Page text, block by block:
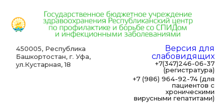
450005, Республика
Башкортостан, г. Уфа,
ул.Кустарная, 18
Версия для
слабовидящих
+7(347)246-06-37
(регистратура)
+7 (986) 964-92-74 (для
пациентов с
хроническими
вирусными гепатитами)